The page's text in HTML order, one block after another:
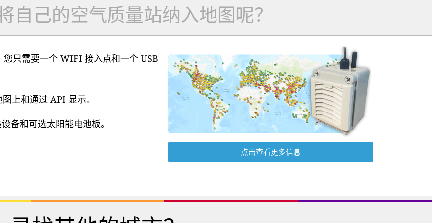
自己的空气质量站纳入地图呢？
只需要一个 WIFI 接入点和一个 USB
上和通过 API 显示。
备和可选太阳能电池板。
点击查看更多信息